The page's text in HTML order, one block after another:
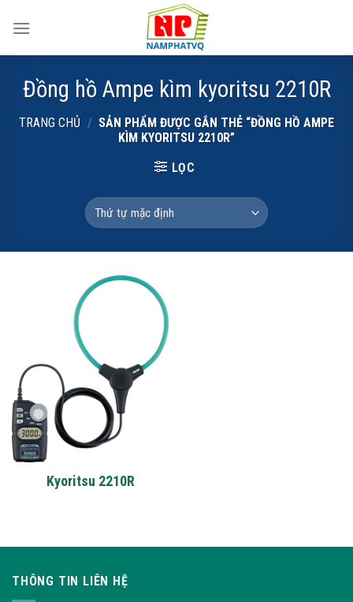
Đồng hồ Ampe kìm kyoritsu 2210R
TRANG CHỦ / SẢN PHẨM ĐƯỢC GẮN THẺ “ĐỒNG HỒ AMPE
KÌM KYORITSU 2210R”
LỌC
Kyoritsu 2210R
THÔNG TIN LIÊN HỆ